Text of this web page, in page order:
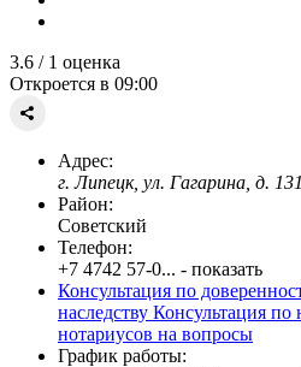
3.6 / 1 оценка
Откроется в 09:00
Адрес:
г. Липецк, ул. Гагарина, д.
Район:
Советский
Телефон:
+7 4742 57-0... - показать
Консультация по
наследству Консультация
нотариусов на вопросы
График работы: